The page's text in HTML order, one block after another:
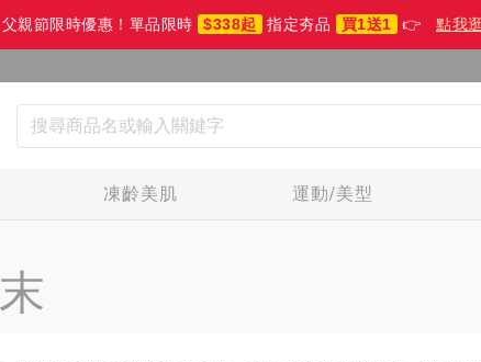
親節限時優惠！單品限時 $338起 指定夯品 買1送1 👉 點我
凍齡美肌 運動/美型